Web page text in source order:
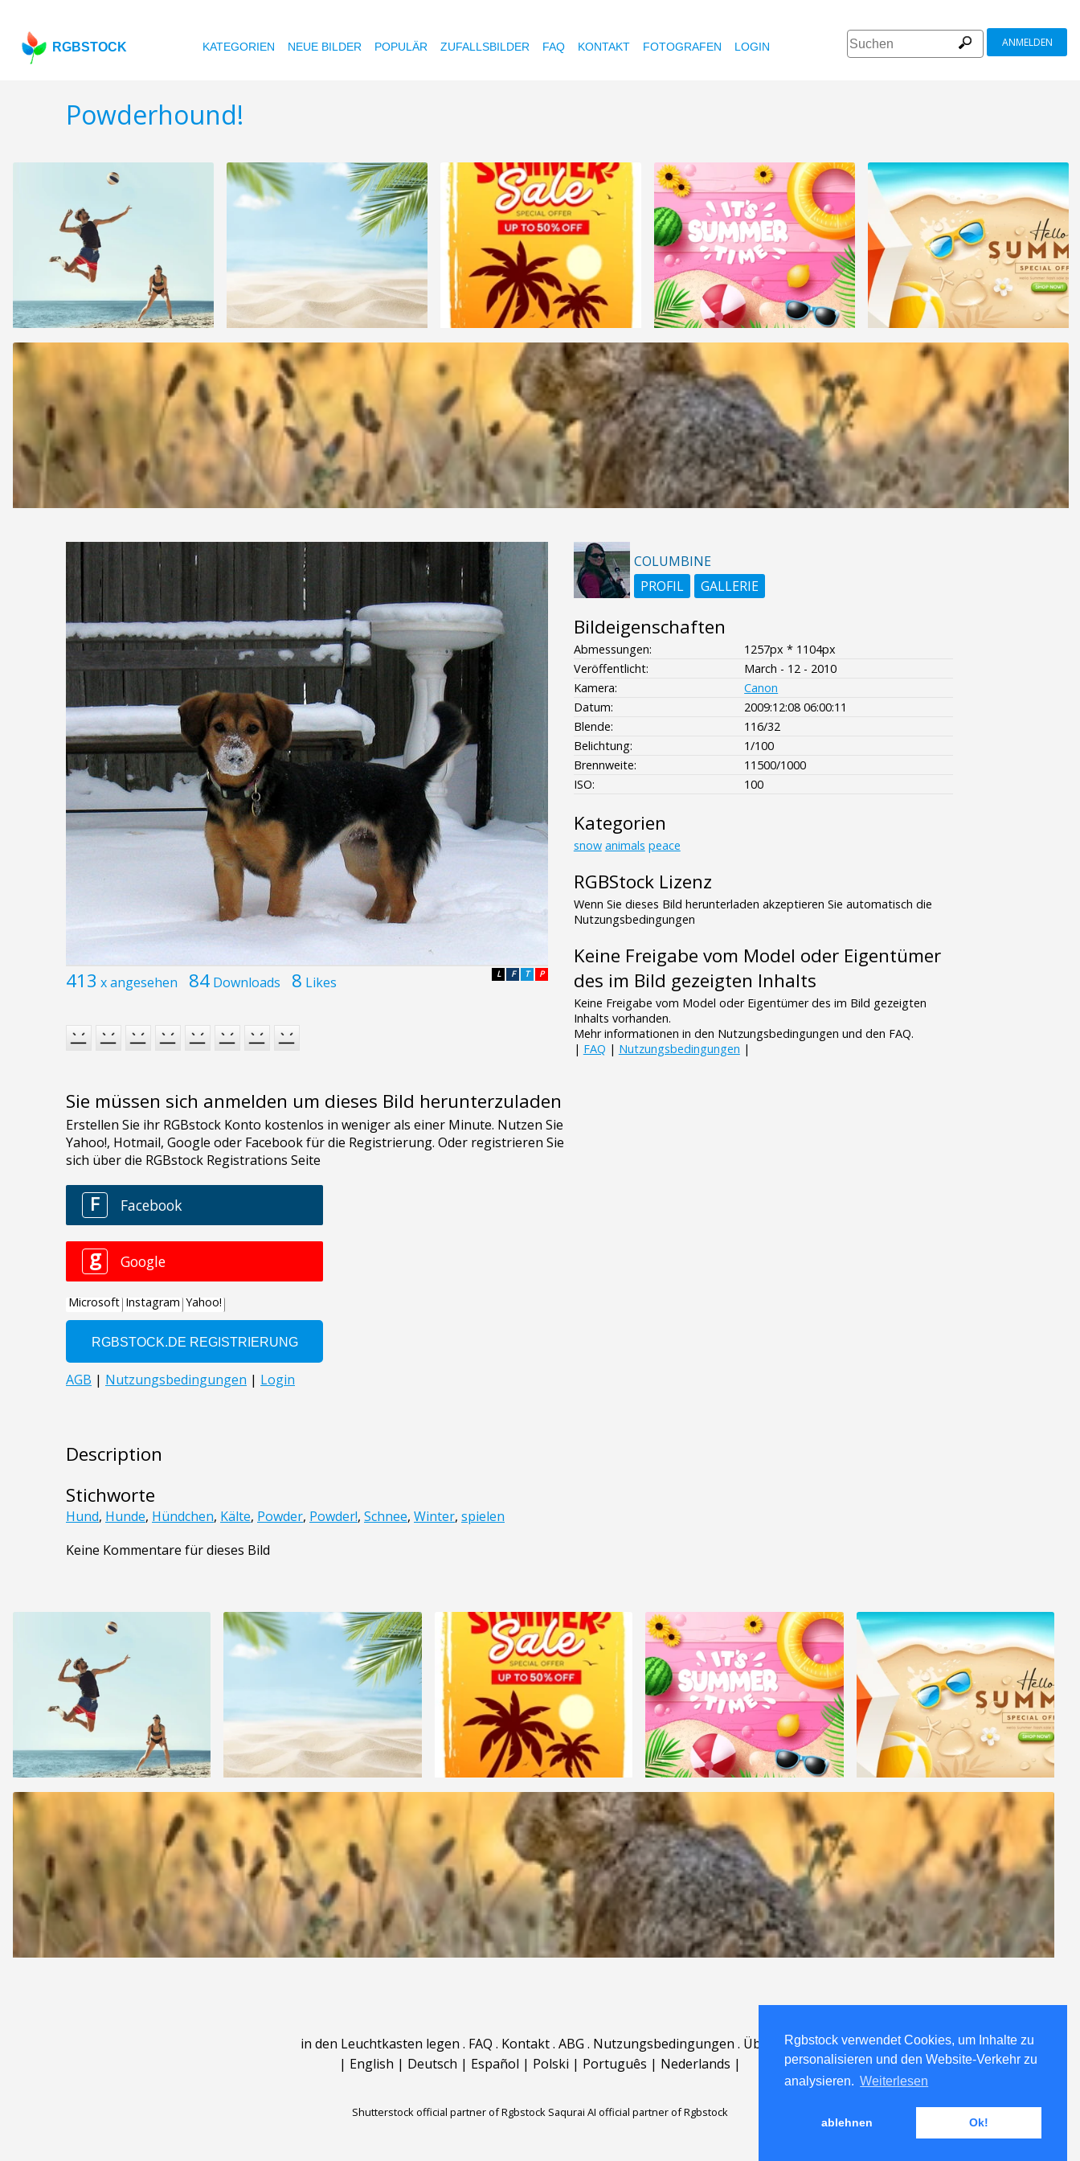
Rgbstock verwendet Cookies, um Inhalte zu
personalisieren und den Website-Verkehr zu
analysieren. Weiterlesen
ablehnen Ok!
RGBSTOCK KATEGORIEN NEUE BILDER POPULÄR ZUFALLSBILDER FAQ KONTAKT FOTOGRAFEN LOGIN ANMELDEN
Powderhound!
413 x angesehen 84 Downloads 8 Likes P
T
F
L
Sie müssen sich anmelden um dieses Bild herunterzuladen
Description
Stichworte
Hund, Hunde, Hündchen, Kälte, Powder, Powder!, Schnee, Winter, spielen
Keine Kommentare für dieses Bild
COLUMBINE
PROFIL
GALLERIE
Bildeigenschaften
Abmessungen:
1257px * 1104px
Veröffentlicht:
March - 12 - 2010
Kamera:
Canon
Datum:
2009:12:08 06:00:11
Blende:
116/32
Belichtung:
1/100
Brennweite:
11500/1000
ISO:
100
Kategorien
snow animals peace
RGBStock Lizenz
Wenn Sie dieses Bild herunterladen akzeptieren Sie automatisch die
Nutzungsbedingungen
Keine Freigabe vom Model oder Eigentümer
des im Bild gezeigten Inhalts
Keine Freigabe vom Model oder Eigentümer des im Bild gezeigten
Inhalts vorhanden.
Mehr informationen in den Nutzungsbedingungen und den FAQ.
| FAQ | Nutzungsbedingungen |
in den Leuchtkasten legen . FAQ . Kontakt. ABG . Nutzungsbedingungen . Über
| English | Deutsch | Español | Polski | Português | Nederlands |
Shutterstock official partner of Rgbstock Saqurai AI official partner of Rgbstock